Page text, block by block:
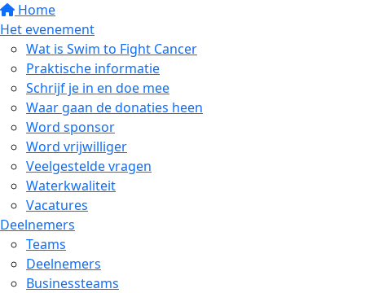
Home
Het evenement
Wat is Swim to Fight Cancer
Praktische informatie
Schrijf je in en doe mee
Waar gaan de donaties heen
Word sponsor
Word vrijwilliger
Veelgestelde vragen
Waterkwaliteit
Vacatures
Deelnemers
Teams
Deelnemers
Businessteams